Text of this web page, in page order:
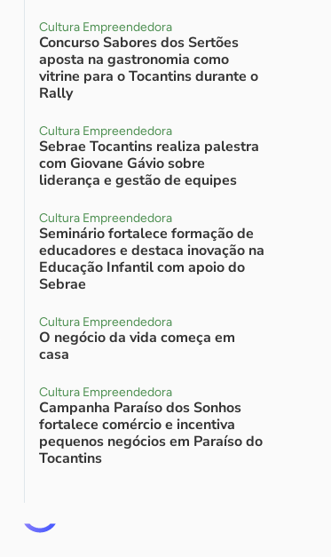
Cultura Empreendedora
Concurso Sabores dos Sertões
aposta na gastronomia como
vitrine para o Tocantins durante o
Rally
Cultura Empreendedora
Sebrae Tocantins realiza palestra
com Giovane Gávio sobre
liderança e gestão de equipes
Cultura Empreendedora
Seminário fortalece formação de
educadores e destaca inovação na
Educação Infantil com apoio do
Sebrae
Cultura Empreendedora
O negócio da vida começa em
casa
Cultura Empreendedora
Campanha Paraíso dos Sonhos
fortalece comércio e incentiva
pequenos negócios em Paraíso do
Tocantins